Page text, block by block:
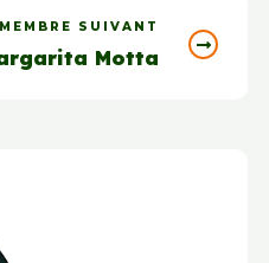
MEMBRE SUIVANT
Motta